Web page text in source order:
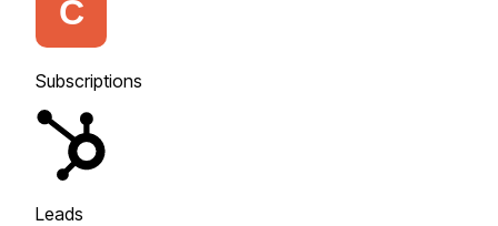
Subscriptions
Leads